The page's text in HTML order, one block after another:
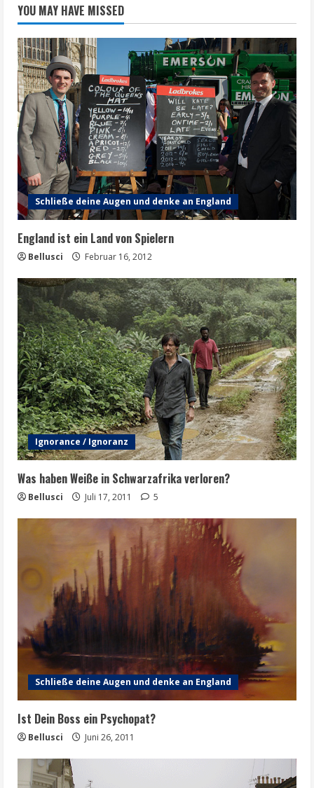
YOU MAY HAVE MISSED
Schließe deine Augen und denke an England
England ist ein Land von Spielern
Bellusci Februar 16, 2012
Ignorance / Ignoranz
Was haben Weiße in Schwarzafrika verloren?
Bellusci Juli 17, 2011 5
Schließe deine Augen und denke an England
Ist Dein Boss ein Psychopat?
Bellusci Juni 26, 2011